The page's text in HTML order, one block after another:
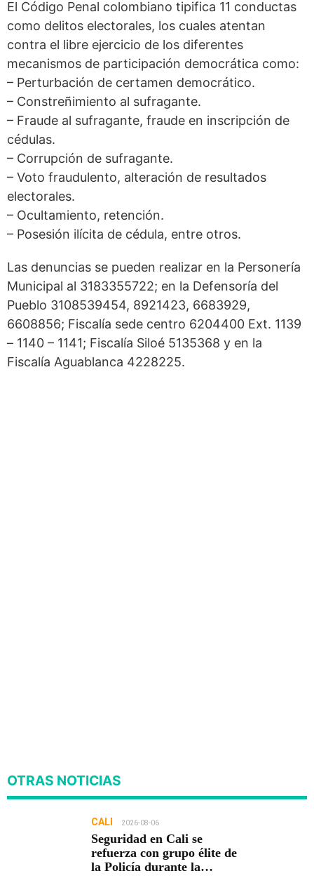
El Código Penal colombiano tipifica 11 conductas
como delitos electorales, los cuales atentan
contra el libre ejercicio de los diferentes
mecanismos de participación democrática como:
– Perturbación de certamen democrático.
– Constreñimiento al sufragante.
– Fraude al sufragante, fraude en inscripción de
cédulas.
– Corrupción de sufragante.
– Voto fraudulento, alteración de resultados
electorales.
– Ocultamiento, retención.
– Posesión ilícita de cédula, entre otros.
Las denuncias se pueden realizar en la Personería
Municipal al 3183355722; en la Defensoría del
Pueblo 3108539454, 8921423, 6683929,
6608856; Fiscalía sede centro 6204400 Ext. 1139
– 1140 – 1141; Fiscalía Siloé 5135368 y en la
Fiscalía Aguablanca 4228225.
OTRAS NOTICIAS
CALI 2026-08-06
Seguridad en Cali se
refuerza con grupo élite de
la Policía durante la